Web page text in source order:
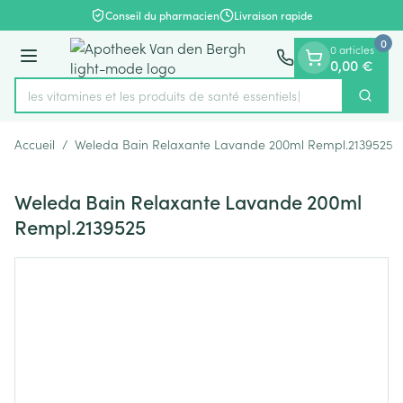
Aller au contenu
1 de 1Conseil du pharmacien Livraison rapide
Menu
Rechercher
les vitamines et les produits de santé essentiels
0 articles
0,00 €
0
Accueil / Weleda Bain Relaxante Lavande 200ml Rempl.2139525
Weleda Bain Relaxante Lavande 200ml
Rempl.2139525